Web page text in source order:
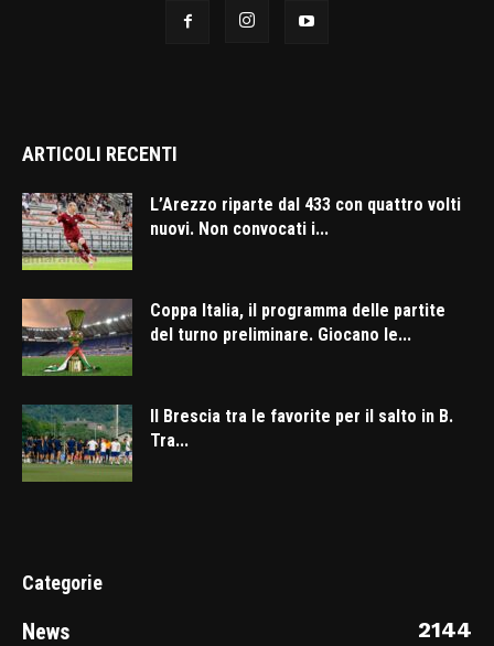
ARTICOLI RECENTI
L’Arezzo riparte dal 433 con quattro volti
nuovi. Non convocati i...
Coppa Italia, il programma delle partite
del turno preliminare. Giocano le...
Il Brescia tra le favorite per il salto in B.
Tra...
Categorie
News 2144